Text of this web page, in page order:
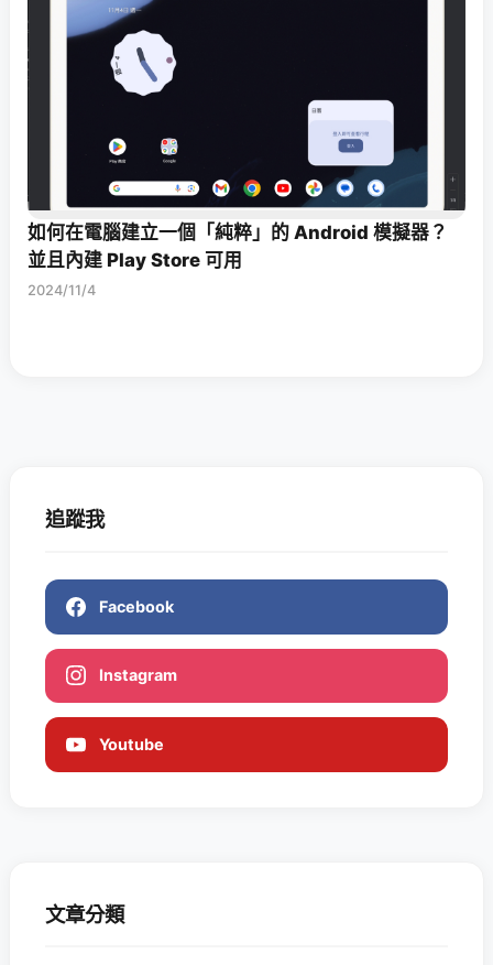
如何在電腦建立一個「純粹」的 Android 模擬器？
並且內建 Play Store 可用
2024/11/4
追蹤我
Facebook
Instagram
Youtube
文章分類